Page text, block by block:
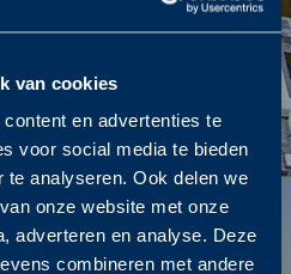
van cookies
en advertenties te
voor social media te bieden
analyseren. Ook delen we
onze website met onze
adverteren en analyse. Deze
combineren met andere
Haarlem